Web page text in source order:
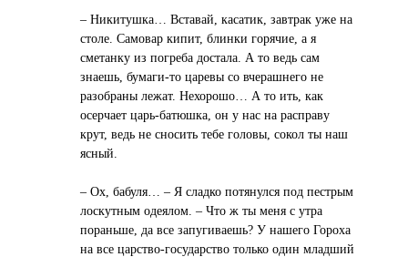
– Никитушка… Вставай, касатик, завтрак уже на
столе. Самовар кипит, блинки горячие, а я
сметанку из погреба достала. А то ведь сам
знаешь, бумаги-то царевы со вчерашнего не
разобраны лежат. Нехорошо… А то ить, как
осерчает царь-батюшка, он у нас на расправу
крут, ведь не сносить тебе головы, сокол ты наш
ясный.
– Ох, бабуля… – Я сладко потянулся под пестрым
лоскутным одеялом. – Что ж ты меня с утра
пораньше, да все запугиваешь? У нашего Гороха
на все царство-государство только один младший